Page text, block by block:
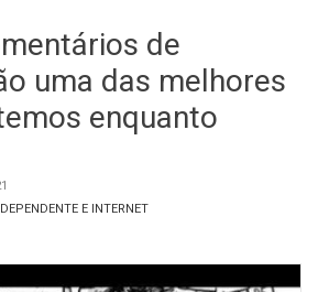
de
uma das melhores
enquanto
E INTERNET